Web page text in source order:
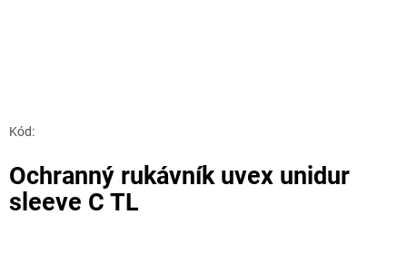
Ochranný rukávník uvex unidur
sleeve C TL
Kód: